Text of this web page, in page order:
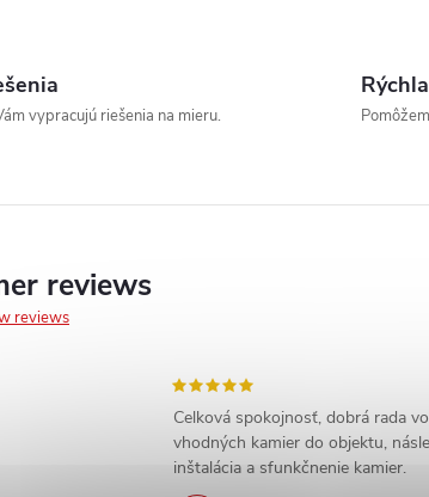
n
l
s
vypracujú riešenia na mieru.
reviews
reviews
Celková spokojnosť, dobrá rada
vhodných kamier do objektu,
inštalácia a sfunkčnenie kamier.